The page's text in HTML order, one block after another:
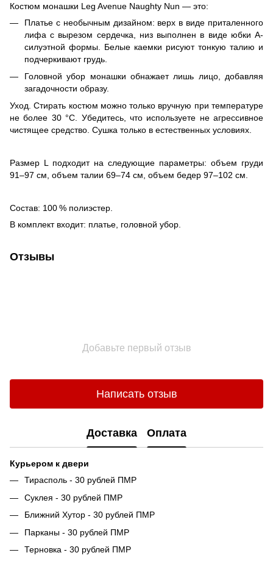
Костюм монашки Leg Avenue Naughty Nun — это:
Платье с необычным дизайном: верх в виде приталенного
лифа с вырезом сердечка, низ выполнен в виде юбки А-
силуэтной формы. Белые каемки рисуют тонкую талию и
подчеркивают грудь.
Головной убор монашки обнажает лишь лицо, добавляя
загадочности образу.
Уход. Стирать костюм можно только вручную при температуре
не более 30 °С. Убедитесь, что используете не агрессивное
чистящее средство. Сушка только в естественных условиях.
Размер L подходит на следующие параметры: объем груди
91–97 см, объем талии 69–74 см, объем бедер 97–102 см.
Состав: 100 % полиэстер.
В комплект входит: платье, головной убор.
Отзывы
Добавьте первый отзыв
Написать отзыв
Доставка Оплата
Курьером к двери
Тирасполь - 30 рублей ПМР
Суклея - 30 рублей ПМР
Ближний Хутор - 30 рублей ПМР
Парканы - 30 рублей ПМР
Терновка - 30 рублей ПМР